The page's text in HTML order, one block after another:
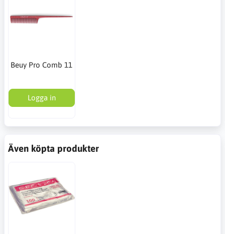
Beuy Pro Comb 11
Logga in
Även köpta produkter